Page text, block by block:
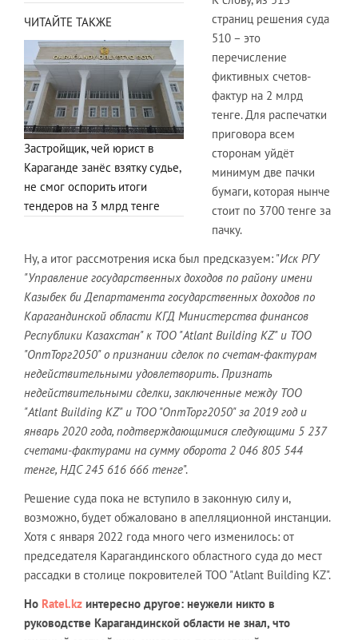
ЧИТАЙТЕ ТАКЖЕ
Застройщик, чей юрист в
Караганде занёс взятку судье,
не смог оспорить итоги
тендеров на 3 млрд тенге
страниц решения суда
510 – это
перечисление
фиктивных счетов-
фактур на 2 млрд
тенге. Для распечатки
приговора всем
сторонам уйдёт
минимум две пачки
бумаги, которая нынче
стоит по 3700 тенге за
пачку.
Ну, а итог рассмотрения иска был предсказуем: "Иск РГУ
"Управление государственных доходов по району имени
Казыбек би Департамента государственных доходов по
Карагандинской области КГД Министерства финансов
Республики Казахстан" к ТОО "Atlant Building KZ" и ТОО
"ОптТорг2050" о признании сделок по счетам-фактурам
недействительными удовлетворить. Признать
недействительными сделки, заключенные между ТОО
"Atlant Building KZ" и ТОО "ОптТорг2050" за 2019 год и
январь 2020 года, подтверждающимися следующими 5 237
счетами-фактурами на сумму оборота 2 046 805 544
тенге, НДС 245 616 666 тенге".
Решение суда пока не вступило в законную силу и,
возможно, будет обжаловано в апелляционной инстанции.
Хотя с января 2022 года много чего изменилось: от
председателя Карагандинского областного суда до мест
рассадки в столице покровителей ТОО "Atlant Building KZ".
Но Ratel.kz интересно другое: неужели никто в
руководстве Карагандинской области не знал, что